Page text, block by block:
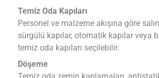
Temiz Oda Kapıları
Personel ve malzeme akışına göre
sürgülü kapılar, otomatik kapılar veya
temiz oda kapıları seçilebilir.
Döşeme